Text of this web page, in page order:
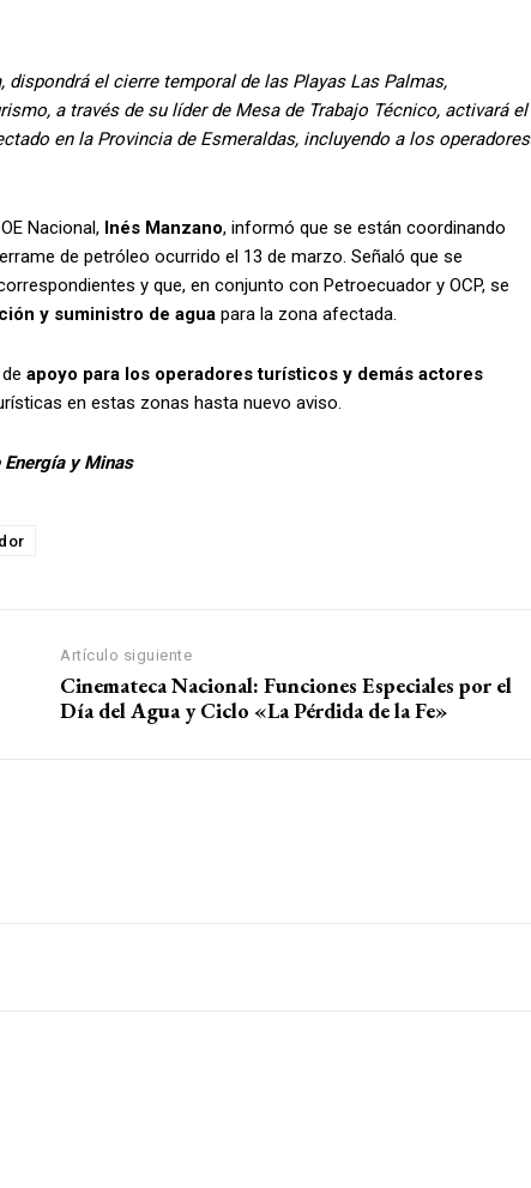
el cierre temporal de las Playas Las Palmas,
a través de su líder de Mesa de Trabajo Técnico, activará el
en la Provincia de Esmeraldas, incluyendo a los operadores
Nacional, Inés Manzano, informó que se están coordinando
de petróleo ocurrido el 13 de marzo. Señaló que se
y que, en conjunto con Petroecuador y OCP, se
y suministro de agua para la zona afectada.
apoyo para los operadores turísticos y demás actores
en estas zonas hasta nuevo aviso.
y Minas
Artículo siguiente
Cinemateca Nacional: Funciones Especiales por el
Día del Agua y Ciclo «La Pérdida de la Fe»